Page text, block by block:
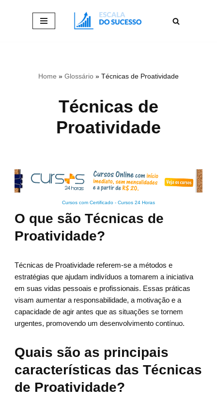
Home » Glossário » Técnicas de Proatividade
Técnicas de
Proatividade
Cursos com Certificado - Cursos 24 Horas
O que são Técnicas de
Proatividade?
Técnicas de Proatividade referem-se a métodos e
estratégias que ajudam indivíduos a tomarem a iniciativa
em suas vidas pessoais e profissionais. Essas práticas
visam aumentar a responsabilidade, a motivação e a
capacidade de agir antes que as situações se tornem
urgentes, promovendo um desenvolvimento contínuo.
Quais são as principais
características das Técnicas
de Proatividade?